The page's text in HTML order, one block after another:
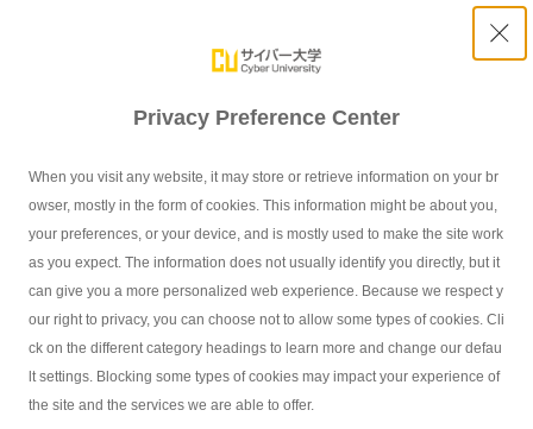
Privacy Preference Center
When you visit any website, it may store or retrieve information on your br
owser, mostly in the form of cookies. This information might be about you,
your preferences, or your device, and is mostly used to make the site work
as you expect. The information does not usually identify you directly, but it
can give you a more personalized web experience. Because we respect y
our right to privacy, you can choose not to allow some types of cookies. Cli
ck on the different category headings to learn more and change our defau
lt settings. Blocking some types of cookies may impact your experience of
the site and the services we are able to offer.
マイクロクレデンシャルを取り入れた
新しいカリキュラム
サイバー大学TOP サイバー大学の特長 マイクロクレデンシャルを取り
2024年度から、特定分野ごとの知識やスキルを認定するマイク